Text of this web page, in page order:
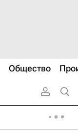
Общество